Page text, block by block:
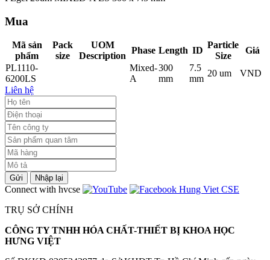
Mua
Mã sản
phẩm
Pack
size
UOM
Description
Phase Length ID
Particle
Size
Giá
PL1110-
6200LS
Mixed-
A
300
mm
7.5
mm
20 um
VND
Liên hệ
Gửi Nhập lại
Connect with hvcse
TRỤ SỞ CHÍNH
CÔNG TY TNHH HÓA CHẤT-THIẾT BỊ KHOA HỌC
HƯNG VIỆT